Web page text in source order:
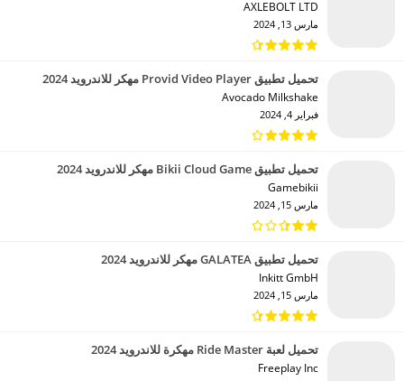
AXLEBOLT LTD‏
مارس 13, 2024
تحميل تطبيق Provid Video Player مهكر للاندرويد 2024
Avocado Milkshake‏
فبراير 4, 2024
تحميل تطبيق Bikii Cloud Game مهكر للاندرويد 2024
Gamebikii‏
مارس 15, 2024
تحميل تطبيق GALATEA مهكر للاندرويد 2024
Inkitt GmbH‏
مارس 15, 2024
تحميل لعبة Ride Master مهكرة للاندرويد 2024
Freeplay Inc‏